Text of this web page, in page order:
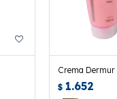
Crema Dermur
$ 1.652